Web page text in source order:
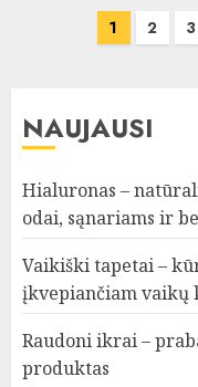
1 2 3
NAUJAUSI
Hialuronas –
odai, sąnariams ir
Vaikiški tapetai –
įkvepiančiam vaikų
Raudoni ikrai –
produktas